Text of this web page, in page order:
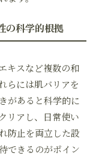
の科学的根拠
キスなど複数の和
らには肌バリアを
があると科学的に
リアし、日常使い
防止を両立した設
できるのがポイン